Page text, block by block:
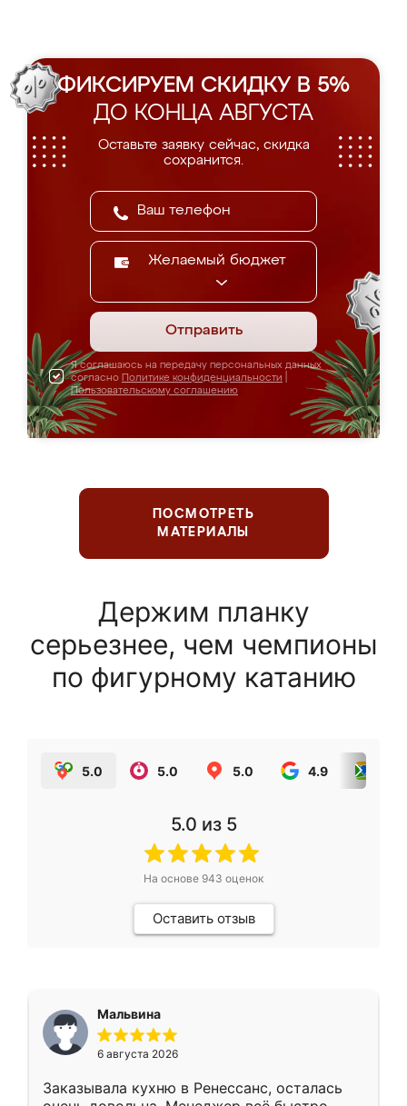
ФИКСИРУЕМ СКИДКУ В 5%
ДО КОНЦА АВГУСТА
Оставьте заявку сейчас, скидка
сохранится.
Желаемый бюджет
Отправить
Я соглашаюсь на передачу персональных данных
согласно Политике конфиденциальности
Пользовательскому соглашению
ПОСМОТРЕТЬ
МАТЕРИАЛЫ
Держим планку
серьезнее, чем чемпионы
по фигурному катанию
5.0 5.0 5.0 4.9
5.0 из 5
На основе 943 оценок
Оставить отзыв
Мальвина
6 августа 2026
Заказывала кухню в Ренессанс, осталась